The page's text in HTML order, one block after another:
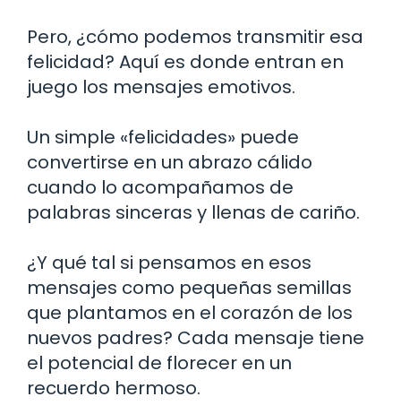
Pero, ¿cómo podemos transmitir esa
felicidad? Aquí es donde entran en
juego los mensajes emotivos.
Un simple «felicidades» puede
convertirse en un abrazo cálido
cuando lo acompañamos de
palabras sinceras y llenas de cariño.
¿Y qué tal si pensamos en esos
mensajes como pequeñas semillas
que plantamos en el corazón de los
nuevos padres? Cada mensaje tiene
el potencial de florecer en un
recuerdo hermoso.